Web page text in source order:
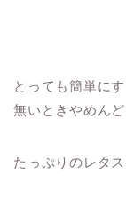
とっても簡単に
無いときやめん
たっぷりのレタ